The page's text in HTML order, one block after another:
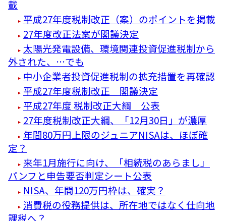
載
平成27年度税制改正（案）のポイントを掲載
27年度改正法案が閣議決定
太陽光発電設備、環境関連投資促進税制から
外された、…でも
中小企業者投資促進税制の拡充措置を再確認
平成27年度税制改正 閣議決定
平成27年度 税制改正大綱 公表
27年度税制改正大綱、「12月30日」が濃厚
年間80万円上限のジュニアNISAは、ほぼ確
定？
来年1月施行に向け、「相続税のあらまし」
パンフと申告要否判定シート公表
NISA、年間120万円枠は、確実？
消費税の役務提供は、所在地ではなく仕向地
課税へ？